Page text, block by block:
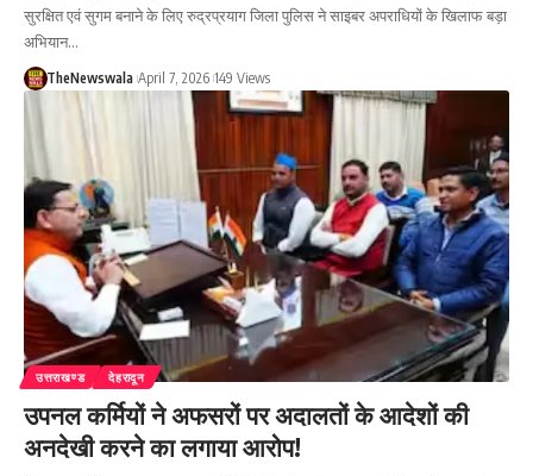
सुरक्षित एवं सुगम बनाने के लिए रुद्रप्रयाग जिला पुलिस ने साइबर अपराधियों के खिलाफ बड़ा
अभियान…
TheNewswala April 7, 2026 149 Views
उत्तराखण्ड देहरादून
उपनल कर्मियों ने अफसरों पर अदालतों के आदेशों की
अनदेखी करने का लगाया आरोप!